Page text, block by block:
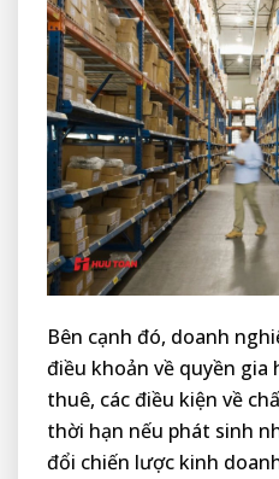
Bên cạnh đó, doanh
điều khoản về quyền gia
thuê, các điều kiện về
thời hạn nếu phát sinh
đổi chiến lược kinh